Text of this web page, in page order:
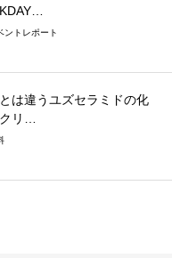
ントレポート
は違うユズセラミドの化
リ…